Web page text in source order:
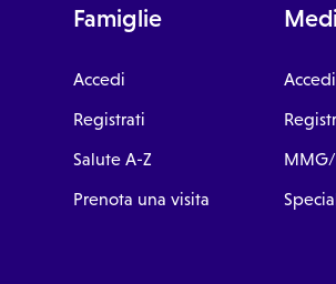
Famiglie
Accedi
Registrati
Salute A-Z
Prenota una visita
Accedi
MMG/